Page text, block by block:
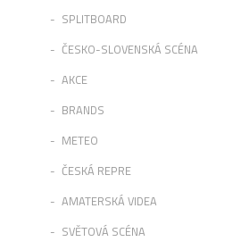
SPLITBOARD
ČESKO-SLOVENSKÁ SCÉNA
AKCE
BRANDS
METEO
ČESKÁ REPRE
AMATERSKÁ VIDEA
SVĚTOVÁ SCÉNA